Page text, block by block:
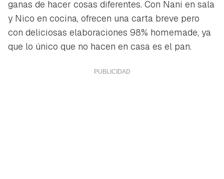
ganas de hacer cosas diferentes. Con Nani en sala
y Nico en cocina, ofrecen una carta breve pero
con deliciosas elaboraciones 98% homemade, ya
que lo único que no hacen en casa es el pan.